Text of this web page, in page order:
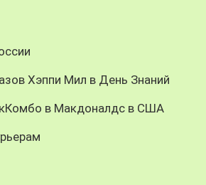
Хэппи Мил в День Знаний
в Макдоналдс в США